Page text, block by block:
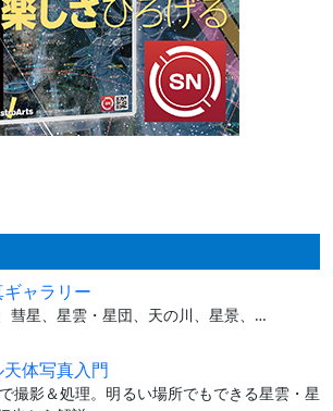
ャラリー
彗星、星雲・星団、天の川、星景、…
体写真入門
撮影＆処理。明るい場所でもできる星雲・星